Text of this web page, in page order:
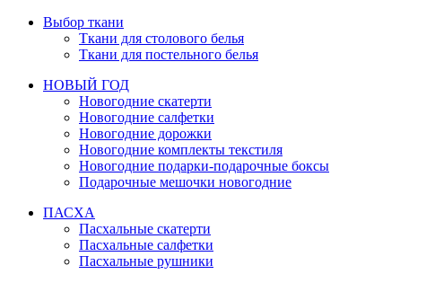
Выбор ткани
Ткани для столового белья
Ткани для постельного белья
НОВЫЙ ГОД
Новогодние скатерти
Новогодние салфетки
Новогодние дорожки
Новогодние комплекты текстиля
Новогодние подарки-подарочные боксы
Подарочные мешочки новогодние
ПАСХА
Пасхальные скатерти
Пасхальные салфетки
Пасхальные рушники